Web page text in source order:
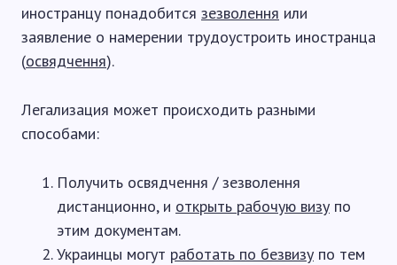
иностранцу понадобится зезволення или
заявление о намерении трудоустроить иностранца
(освядчення).
Легализация может происходить разными
способами:
Получить освядчення / зезволення
дистанционно, и открыть рабочую визу по
этим документам.
Украинцы могут работать по безвизу по тем